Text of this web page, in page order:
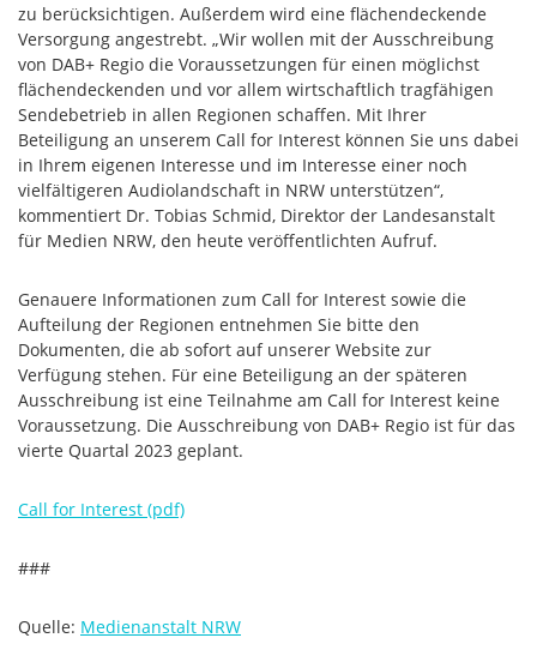
zu berücksichtigen. Außerdem wird eine flächendeckende
Versorgung angestrebt. „Wir wollen mit der Ausschreibung
von DAB+ Regio die Voraussetzungen für einen möglichst
flächendeckenden und vor allem wirtschaftlich tragfähigen
Sendebetrieb in allen Regionen schaffen. Mit Ihrer
Beteiligung an unserem Call for Interest können Sie uns dabei
in Ihrem eigenen Interesse und im Interesse einer noch
vielfältigeren Audiolandschaft in NRW unterstützen“,
kommentiert Dr. Tobias Schmid, Direktor der Landesanstalt
für Medien NRW, den heute veröffentlichten Aufruf.
Genauere Informationen zum Call for Interest sowie die
Aufteilung der Regionen entnehmen Sie bitte den
Dokumenten, die ab sofort auf unserer Website zur
Verfügung stehen. Für eine Beteiligung an der späteren
Ausschreibung ist eine Teilnahme am Call for Interest keine
Voraussetzung. Die Ausschreibung von DAB+ Regio ist für das
vierte Quartal 2023 geplant.
Call for Interest (pdf)
###
Quelle: Medienanstalt NRW